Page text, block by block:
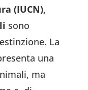
(IUCN),
sono
La
una
ma